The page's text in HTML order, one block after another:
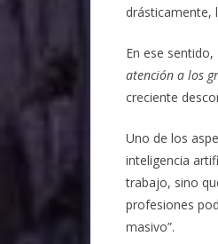
drásticamente,
En ese
atención a los
creciente
Uno de los
inteligencia
trabajo, sino
profesiones
masivo”.